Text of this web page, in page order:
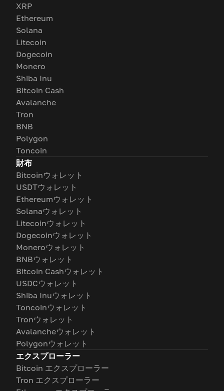
XRP
Ethereum
Solana
Litecoin
Dogecoin
Monero
Shiba Inu
Bitcoin Cash
Avalanche
Tron
BNB
Polygon
Toncoin
財布
Bitcoinウォレット
USDTウォレット
Ethereumウォレット
Solanaウォレット
Litecoinウォレット
Dogecoinウォレット
Moneroウォレット
BNBウォレット
Bitcoin Cashウォレット
USDCウォレット
Shiba Inuウォレット
Toncoinウォレット
Tronウォレット
Avalancheウォレット
Polygonウォレット
エクスプローラー
Bitcoin エクスプローラー
Tron エクスプローラー